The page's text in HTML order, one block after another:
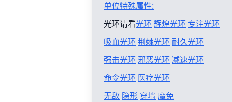
单位特殊属性:
光环请看光环 辉煌光环 专注光环
吸血光环 荆棘光环 耐久光环
强击光环 邪恶光环 减速光环
命令光环 医疗光环
无敌 隐形 穿墙 魔免